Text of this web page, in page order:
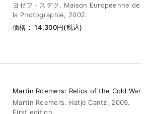
ヨゼフ・スデク. Maison Europeenne de
la Photographie, 2002.
価格： 14,300円(税込)
Martin Roemers: Relics of the Cold War
Martin Roemers. Hatje Cantz, 2009.
First edition.